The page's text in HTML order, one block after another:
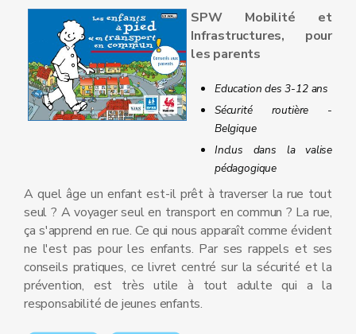
SPW Mobilité et
Infrastructures, pour
les parents
Education des 3-12 ans
Sécurité routière -
Belgique
Inclus dans la valise
pédagogique
A quel âge un enfant est-il prêt à traverser la rue tout
seul ? A voyager seul en transport en commun ? La rue,
ça s'apprend en rue. Ce qui nous apparaît comme évident
ne l'est pas pour les enfants. Par ses rappels et ses
conseils pratiques, ce livret centré sur la sécurité et la
prévention, est très utile à tout adulte qui a la
responsabilité de jeunes enfants.